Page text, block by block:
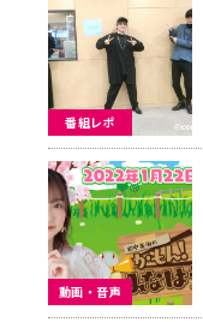
番組レポ
動画・音声